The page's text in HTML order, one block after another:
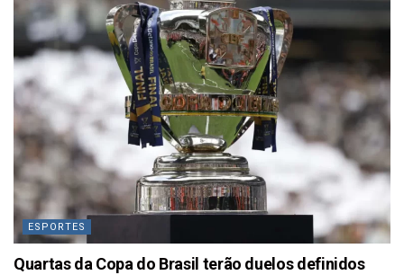
ESPORTES
Quartas da Copa do Brasil terão duelos definidos